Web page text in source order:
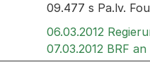
09.477 s Pa.lv.
06.03.2012
07.03.2012 BRF